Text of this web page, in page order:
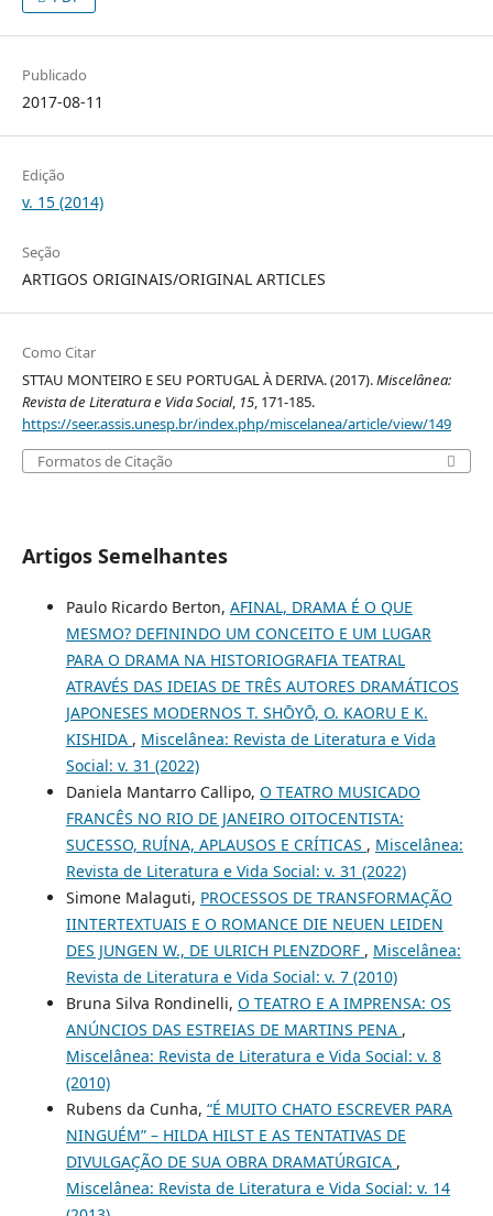
Publicado
2017-08-11
Edição
v. 15 (2014)
Seção
ARTIGOS ORIGINAIS/ORIGINAL ARTICLES
Como Citar
STTAU MONTEIRO E SEU PORTUGAL À DERIVA. (2017).Miscelânea:
Revista de Literatura e Vida Social, 15, 171-185.
https://seer.assis.unesp.br/index.php/miscelanea/article/view/149
Formatos de Citação
Artigos Semelhantes
Paulo Ricardo Berton, AFINAL, DRAMA É O QUE
MESMO? DEFININDO UM CONCEITO E UM LUGAR
PARA O DRAMA NA HISTORIOGRAFIA TEATRAL
ATRAVÉS DAS IDEIAS DE TRÊS AUTORES DRAMÁTICOS
JAPONESES MODERNOS T. SHŌYŌ, O. KAORU E K.
KISHIDA , Miscelânea: Revista de Literatura e Vida
Social: v. 31 (2022)
Daniela Mantarro Callipo, O TEATRO MUSICADO
FRANCÊS NO RIO DE JANEIRO OITOCENTISTA:
SUCESSO, RUÍNA, APLAUSOS E CRÍTICAS , Miscelânea:
Revista de Literatura e Vida Social: v. 31 (2022)
Simone Malaguti, PROCESSOS DE TRANSFORMAÇÃO
IINTERTEXTUAIS E O ROMANCE DIE NEUEN LEIDEN
DES JUNGEN W., DE ULRICH PLENZDORF , Miscelânea:
Revista de Literatura e Vida Social: v. 7 (2010)
Bruna Silva Rondinelli, O TEATRO E A IMPRENSA: OS
ANÚNCIOS DAS ESTREIAS DE MARTINS PENA ,
Miscelânea: Revista de Literatura e Vida Social: v. 8
(2010)
Rubens da Cunha, “É MUITO CHATO ESCREVER PARA
NINGUÉM” – HILDA HILST E AS TENTATIVAS DE
DIVULGAÇÃO DE SUA OBRA DRAMATÚRGICA ,
Miscelânea: Revista de Literatura e Vida Social: v. 14